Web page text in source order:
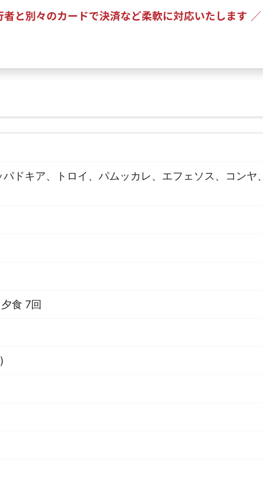
ドキア、トロイ、パムッカレ、エフェソス、コンヤ
食 7回